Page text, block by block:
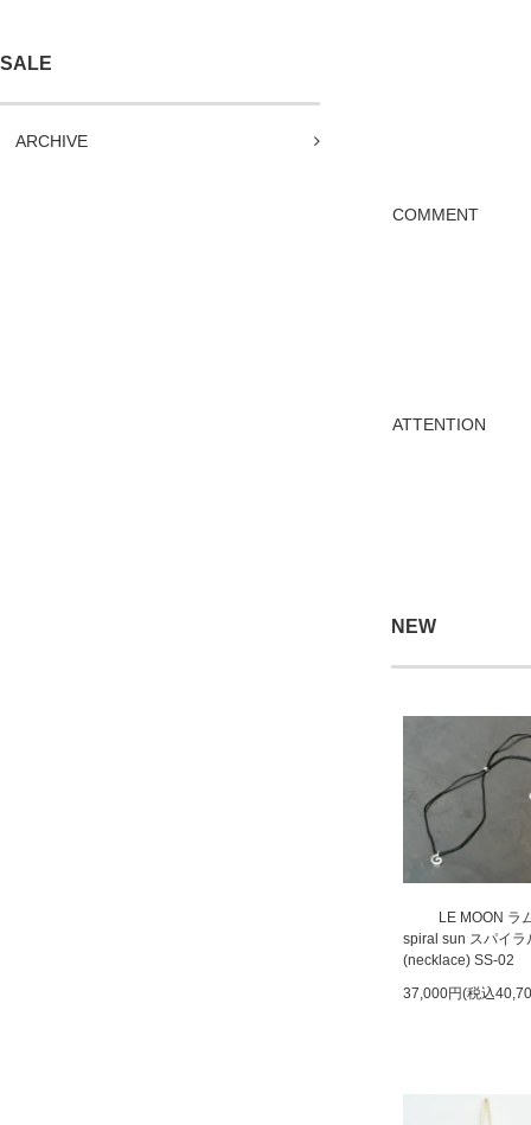
SALE
ARCHIVE
COMMENT
ATTENTION
NEW
LE MOON ラ
spiral sun スパイラ
(necklace) SS-02
37,000円(税込